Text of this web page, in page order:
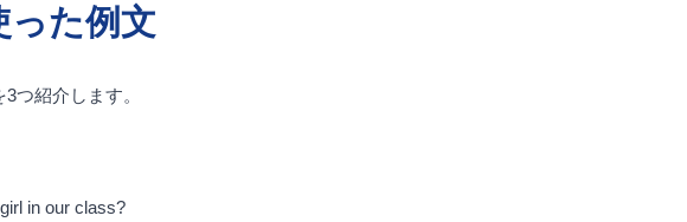
った例文
つ紹介します。
in our class?